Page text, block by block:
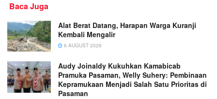
Baca Juga
Alat Berat Datang, Harapan Warga Kuranji
Kembali Mengalir
6 AUGUST 2026
Audy Joinaldy Kukuhkan Kamabicab
Pramuka Pasaman, Welly Suhery: Pembinaan
Kepramukaan Menjadi Salah Satu Prioritas di
Pasaman